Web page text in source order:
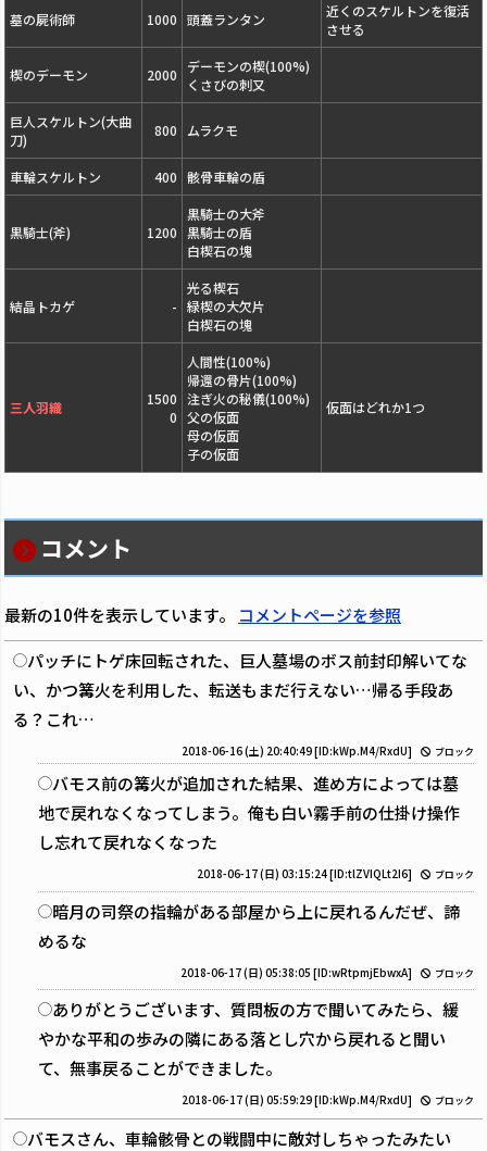
墓の屍術師 1000 頭蓋ランタン
近くのスケルトンを復活
させる
楔のデーモン 2000
デーモンの楔(100%)
くさびの刺又
巨人スケルトン(大曲
刀)
800 ムラクモ
車輪スケルトン 400 骸骨車輪の盾
黒騎士(斧) 1200
黒騎士の大斧
黒騎士の盾
白楔石の塊
結晶トカゲ -
光る楔石
緑楔の大欠片
白楔石の塊
三人羽織
1500
0
人間性(100%)
帰還の骨片(100%)
注ぎ火の秘儀(100%)
父の仮面
母の仮面
子の仮面
仮面はどれか1つ
コメント
最新の10件を表示しています。 コメントページを参照
パッチにトゲ床回転された、巨人墓場のボス前封印解いてな
い、かつ篝火を利用した、転送もまだ行えない…帰る手段あ
る？これ…
2018-06-16 (土) 20:40:49[ID:kWp.M4/RxdU] ブロック
バモス前の篝火が追加された結果、進め方によっては墓
地で戻れなくなってしまう。俺も白い霧手前の仕掛け操作
し忘れて戻れなくなった
2018-06-17 (日) 03:15:24[ID:tlZVIQLt2I6] ブロック
暗月の司祭の指輪がある部屋から上に戻れるんだぜ、諦
めるな
2018-06-17 (日) 05:38:05 [ID:wRtpmjEbwxA] ブロック
ありがとうございます、質問板の方で聞いてみたら、緩
やかな平和の歩みの隣にある落とし穴から戻れると聞い
て、無事戻ることができました。
2018-06-17 (日) 05:59:29[ID:kWp.M4/RxdU] ブロック
バモスさん、車輪骸骨との戦闘中に敵対しちゃったみたい